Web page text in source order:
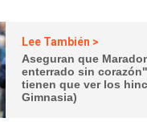
Lee También >
Aseguran que
enterrado sin
tienen que ver los
Gimnasia)